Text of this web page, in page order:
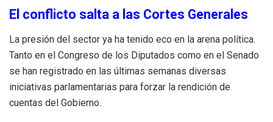
El conflicto salta a las Cortes Generales
La presión del sector ya ha tenido eco en la arena política.
Tanto en el Congreso de los Diputados como en el Senado
se han registrado en las últimas semanas diversas
iniciativas parlamentarias para forzar la rendición de
cuentas del Gobierno.